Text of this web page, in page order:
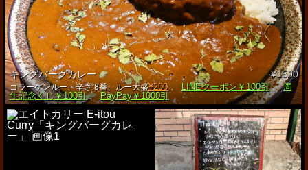
¥1500
キングバーグカレー
コラーゲンルー、辛さ:8番、ルー大盛¥200 、 LINEクーポン￥100引 、 周
年記念くじ￥100引 、 PayPay￥1000引